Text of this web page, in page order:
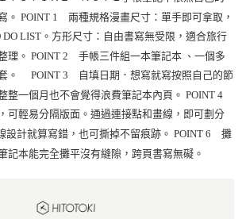
。 POINT 1 兩種規格漫畫尺寸：單手即可拿取，
LIST。方形尺寸：自由書寫無受限，適合旅行
理。 POINT 2 手帳三件組一本筆記本 、一個多
。 POINT 3 自填日期．想寫就寫按照自己的節
整一個月也不會覺得浪費筆記本內頁。 POINT 4
可輕易分隔版面。通過連接點和畫線，即可劃分
設計就算寫錯，也可撕掉不留痕跡。 POINT 6 攤
記本能完全攤平沒有縫隙，跨頁書寫無礙。